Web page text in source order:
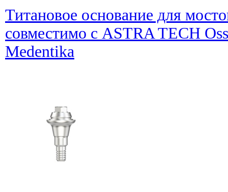
Титановое основание для
совместимо с ASTRA TECH
Medentika